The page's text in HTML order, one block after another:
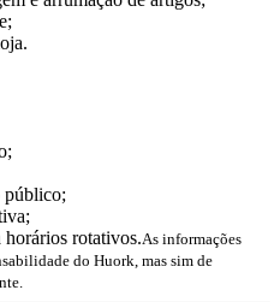
público;
rotativos.As informações
do Huork, mas sim de